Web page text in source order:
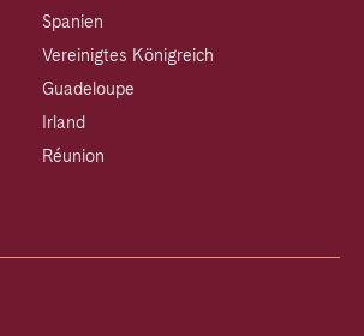
Spanien
Vereinigtes Königreich
Guadeloupe
Irland
Réunion